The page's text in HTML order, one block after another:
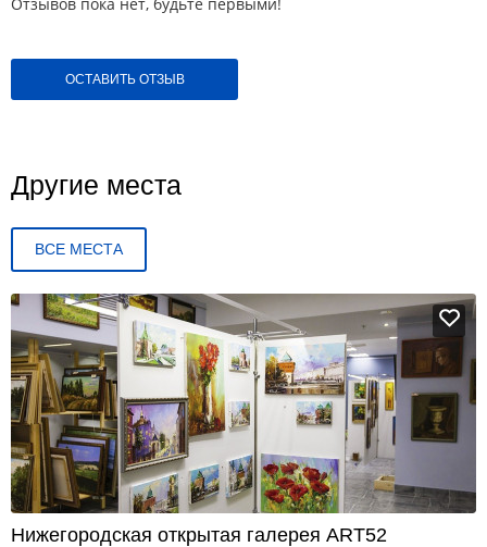
ОСТАВИТЬ ОТЗЫВ
Другие места
ВСЕ МЕСТА
Нижегородская открытая галерея ART52